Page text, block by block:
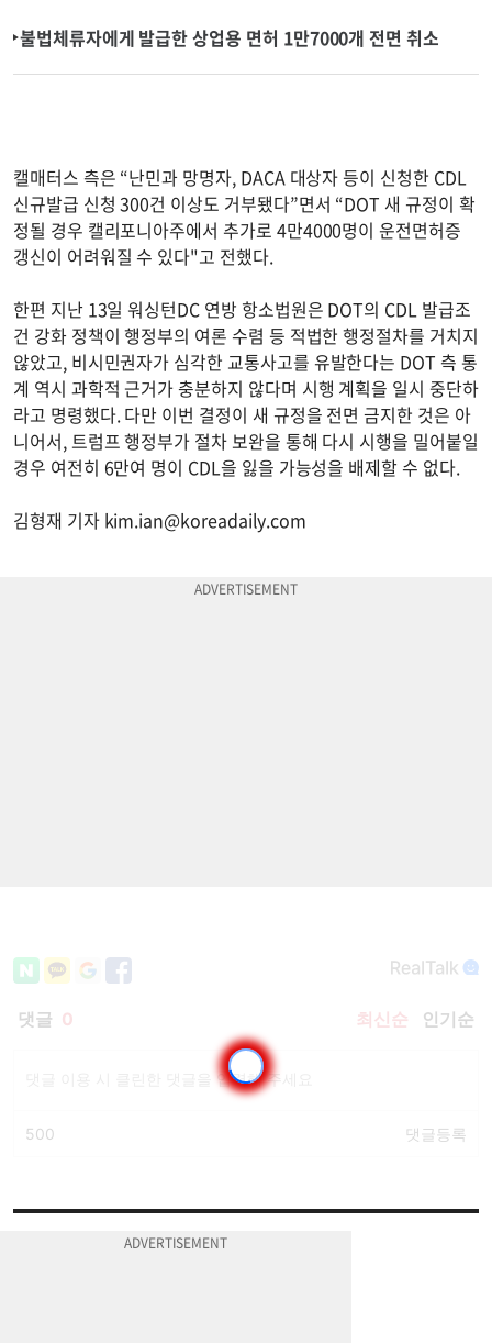
불법체류자에게 발급한 상업용 면허 1만7000개 전면 취소
캘매터스 측은 “난민과 망명자, DACA 대상자 등이 신청한 CDL
신규발급 신청 300건 이상도 거부됐다”면서 “DOT 새 규정이 확
정될 경우 캘리포니아주에서 추가로 4만4000명이 운전면허증
갱신이 어려워질 수 있다"고 전했다.
한편 지난 13일 워싱턴DC 연방 항소법원은 DOT의 CDL 발급조
건 강화 정책이 행정부의 여론 수렴 등 적법한 행정절차를 거치지
않았고, 비시민권자가 심각한 교통사고를 유발한다는 DOT 측 통
계 역시 과학적 근거가 충분하지 않다며 시행 계획을 일시 중단하
라고 명령했다. 다만 이번 결정이 새 규정을 전면 금지한 것은 아
니어서, 트럼프 행정부가 절차 보완을 통해 다시 시행을 밀어붙일
경우 여전히 6만여 명이 CDL을 잃을 가능성을 배제할 수 없다.
김형재 기자 kim.ian@koreadaily.com